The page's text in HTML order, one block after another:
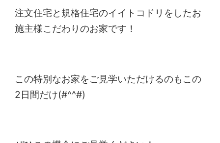
注文住宅と規格住宅のイイトコドリをしたお
施主様こだわりのお家です！
この特別なお家をご見学いただけるのもこの
2日間だけ(#^^#)